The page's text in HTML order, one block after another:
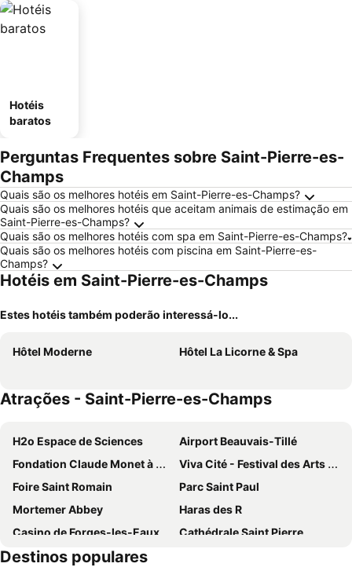
Hotéis
baratos
Perguntas Frequentes sobre Saint-Pierre-es-
Champs
Quais são os melhores hotéis em Saint-Pierre-es-Champs?
Quais são os melhores hotéis que aceitam animais de estimação em
Saint-Pierre-es-Champs?
Quais são os melhores hotéis com spa em Saint-Pierre-es-Champs?
Quais são os melhores hotéis com piscina em Saint-Pierre-es-
Champs?
Hotéis em Saint-Pierre-es-Champs
Estes hotéis também poderão interessá-lo...
Hôtel Moderne Hôtel La Licorne & Spa
Atrações - Saint-Pierre-es-Champs
H2o Espace de Sciences
Airport Beauvais-Tillé
Fondation Claude Monet à Giverny
Viva Cité - Festival des Arts de la Rue
Foire Saint Romain
Parc Saint Paul
Mortemer Abbey
Haras des R
Casino de Forges-les-Eaux
Cathédrale Saint Pierre
de Bonnemare
Destinos populares